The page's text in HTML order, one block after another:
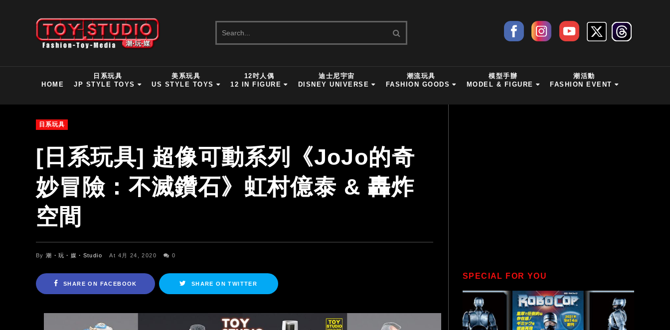
HOME
日系玩具
JP STYLE TOYS
美系玩具
US STYLE TOYS
12吋人偶
12 IN FIGURE
迪士尼宇宙
DISNEY UNIVERSE
潮流玩具
FASHION GOODS
模型手辦
MODEL & FIGURE
潮活動
FASHION EVENT
日系玩具
[日系玩具] 超像可動系列《JoJo的奇
妙冒險：不滅鑽石》虹村億泰 & 轟炸
空間
By潮・玩・媒・Studio At 4月 24, 2020 0
SHARE ON FACEBOOK SHARE ON TWITTER
SPECIAL FOR YOU